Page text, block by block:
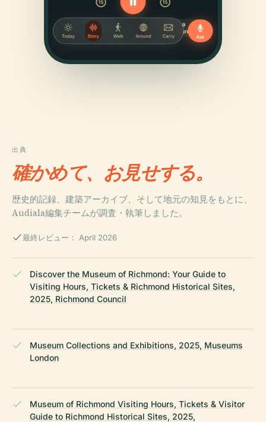
出典
確かめて、お見せする。
歴史的記録、建築アーカイブ、そして地元の知見をもとに、
Audiala編集チームが調査・執筆しました。
最終レビュー： April 2026
Discover the Museum of Richmond: Your Guide to
Visiting Hours, Tickets & Richmond Historical Sites,
2025, Richmond Council
Museum Collections and Exhibitions, 2025, Museums
London
Museum of Richmond Visiting Hours, Tickets & Visitor
Guide to Richmond Historical Sites, 2025,